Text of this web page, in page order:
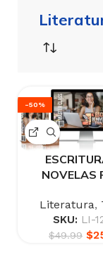
-50%
NOVELAS
Literatura,
SKU: LI-
$49.99 $